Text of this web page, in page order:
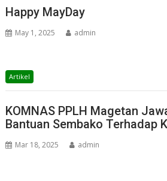
Happy MayDay
May 1, 2025 admin
Artikel
KOMNAS PPLH Magetan
Bantuan Sembako Terhadap
Mar 18, 2025 admin